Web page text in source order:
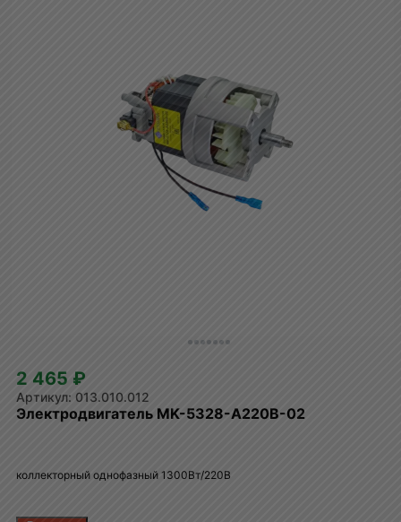
2 465 ₽
013.010.012
Электродвигатель MK-5328-A220B-02
коллекторный однофазный 1300Вт/220В